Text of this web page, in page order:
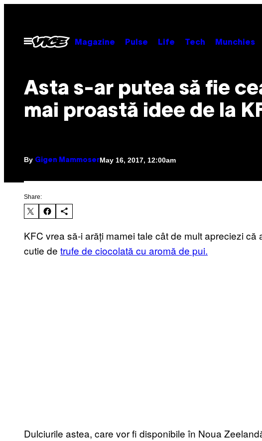
contentOpen
Menu
Magazine Pulse Life Tech Munchies
Asta s-ar putea să fie
mai proastă idee de la
By Gigen MammoserMay 16, 2017, 12:00am
Share:
KFC vrea să-i arăți mamei tale cât de mult apreciezi
cutie de trufe de ciocolată cu aromă de pui.
Dulciurile astea, care vor fi disponibile în Noua